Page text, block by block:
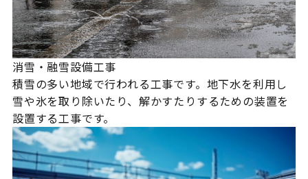
消雪・融雪設備工事
積雪の多い地域で行われる工事です。地下水を利用し
雪や氷を取り除いたり、解かすたりするための装置を
設置する工事です。